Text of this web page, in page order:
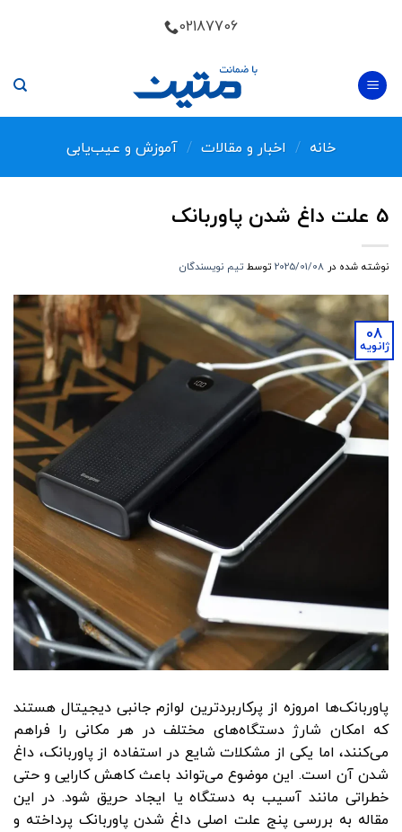
02187706
خانه / اخبار و مقالات / آموزش و عیب‌یابی
5 علت داغ شدن پاوربانک
نوشته شده در 2025/01/08 توسط تیم نویسندگان
08
ژانویه
پاوربانک‌ها امروزه از پرکاربردترین لوازم جانبی دیجیتال هستند
که امکان شارژ دستگاه‌های مختلف در هر مکانی را فراهم
می‌کنند، اما یکی از مشکلات شایع در استفاده از پاوربانک، داغ
شدن آن است. این موضوع می‌تواند باعث کاهش کارایی و حتی
خطراتی مانند آسیب به دستگاه یا ایجاد حریق شود. در این
مقاله به بررسی پنج علت اصلی داغ شدن پاوربانک پرداخته و